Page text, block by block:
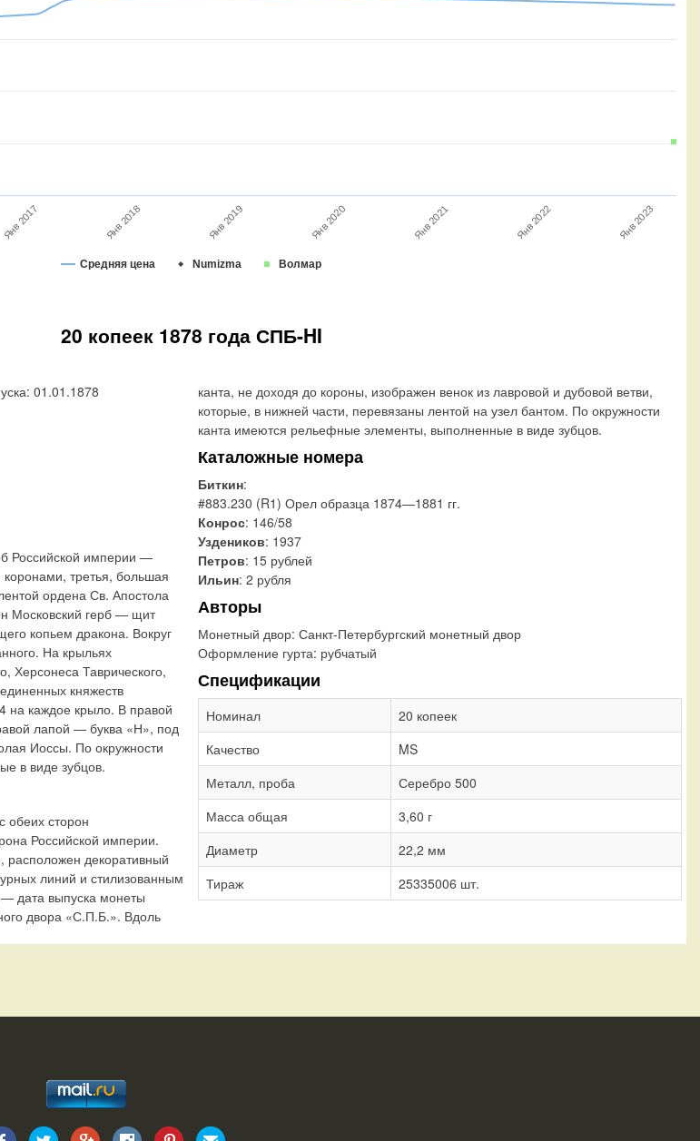
Средняя цена Numizma Волмар
Янв 2017 Янв 2018 Янв 2019 Янв 2020 Янв 2021 Янв 2022 Янв 2023
20 копеек 1878 года СПБ-HI
01.01.1878
Российской империи —
третья, большая
ордена Св. Апостола
Московский герб — щит
копьем дракона. Вокруг
На крыльях
Херсонеса Таврического,
княжеств
на каждое крыло. В правой
лапой — буква «Н», под
Иоссы. По окружности
в виде зубцов.
обеих сторон
Российской империи.
декоративный
линий и стилизованным
дата выпуска монеты
двора «С.П.Б.». Вдоль
канта, не доходя до короны, изображен венок из лавровой и дубовой ветви,
которые, в нижней части, перевязаны лентой на узел бантом. По окружности
канта имеются рельефные элементы, выполненные в виде зубцов.
Каталожные номера
Биткин:
#883.230 (R1) Орел образца 1874—1881 гг.
Конрос: 146/58
Уздеников: 1937
Петров: 15 рублей
Ильин: 2 рубля
Авторы
Монетный двор: Санкт-Петербургский монетный двор
Оформление гурта: рубчатый
Спецификации
Номинал
20 копеек
Качество
MS
Металл, проба
Серебро 500
Масса общая
3,60 г
Диаметр
22,2 мм
Тираж
25335006 шт.